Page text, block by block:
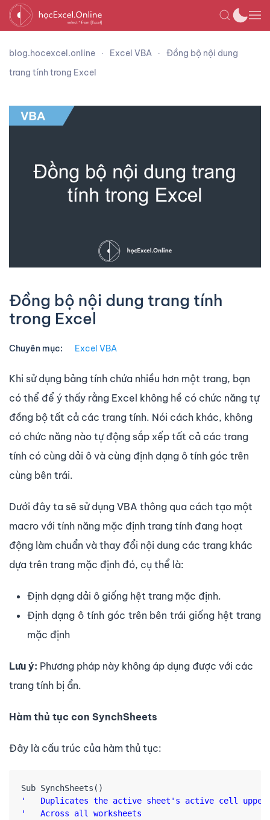
blog.hocexcel.online Excel VBA
Đồng bộ nội dung
trang tính trong Excel
Đồng bộ nội dung trang tính
trong Excel
Chuyên mục: Excel VBA
Khi sử dụng bảng tính chứa nhiều hơn một trang, bạn
có thể để ý thấy rằng Excel không hề có chức năng tự
đồng bộ tất cả các trang tính. Nói cách khác, không
có chức năng nào tự động sắp xếp tất cả các trang
tính có cùng dải ô và cùng định dạng ô tính góc trên
cùng bên trái.
Dưới đây ta sẽ sử dụng VBA thông qua cách tạo một
macro với tính năng mặc định trang tính đang hoạt
động làm chuẩn và thay đổi nội dung các trang khác
dựa trên trang mặc định đó, cụ thể là:
Định dạng dải ô giống hệt trang mặc định.
Định dạng ô tính góc trên bên trái giống hệt trang
mặc định
Lưu ý: Phương pháp này không áp dụng được với các
trang tính bị ẩn.
Hàm thủ tục con SynchSheets
Đây là cấu trúc của hàm thủ tục:
'   Duplicates the active sheet's active cell
'   Across all worksheets